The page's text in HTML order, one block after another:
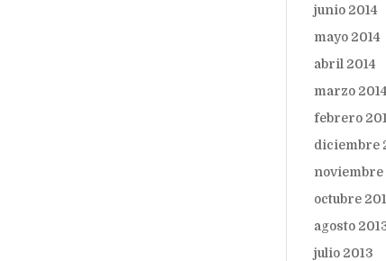
junio 2014
mayo 2014
abril 2014
marzo
febrero
diciembre
noviembre
octubre
agosto
julio 2013